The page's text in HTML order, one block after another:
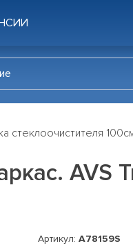
стеклоочистителя
AVS
Артикул: A78159S